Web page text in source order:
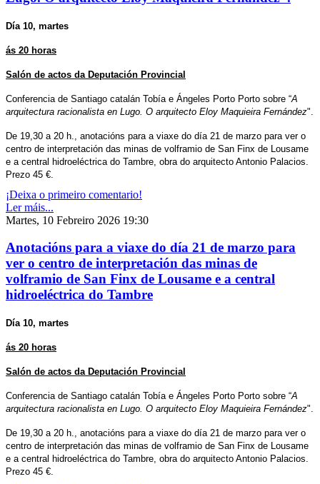
Día 10, martes
ás 20 horas
Salón de actos da Deputación Provincial
Conferencia de Santiago catalán Tobía e Ángeles Porto Porto sobre “A
arquitectura racionalista en Lugo. O arquitecto Eloy Maquieira Fernández".
De 19,30 a 20 h., anotacións para a viaxe do día 21 de marzo para ver o
centro de interpretación das minas de volframio de San Finx de Lousame
e a central hidroeléctrica do Tambre, obra do arquitecto Antonio Palacios.
Prezo 45 €.
¡Deixa o primeiro comentario!
Ler máis...
Martes, 10 Febreiro 2026 19:30
Anotacións para a viaxe do día 21 de marzo para
ver o centro de interpretación das minas de
volframio de San Finx de Lousame e a central
hidroeléctrica do Tambre
Día 10, martes
ás 20 horas
Salón de actos da Deputación Provincial
Conferencia de Santiago catalán Tobía e Ángeles Porto Porto sobre “A
arquitectura racionalista en Lugo. O arquitecto Eloy Maquieira Fernández".
De 19,30 a 20 h., anotacións para a viaxe do día 21 de marzo para ver o
centro de interpretación das minas de volframio de San Finx de Lousame
e a central hidroeléctrica do Tambre, obra do arquitecto Antonio Palacios.
Prezo 45 €.